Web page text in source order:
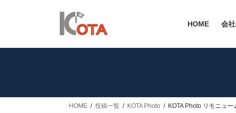
HOME 会
HOME 投稿一覧 KOTA Photo KOTA Photo リモニュー